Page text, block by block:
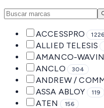
ACCESSPRO 1226
ALLIED TELESIS
AMANCO-WAVIN
ANCLO 304
ANDREW /
ASSA ABLOY 119
ATEN 156